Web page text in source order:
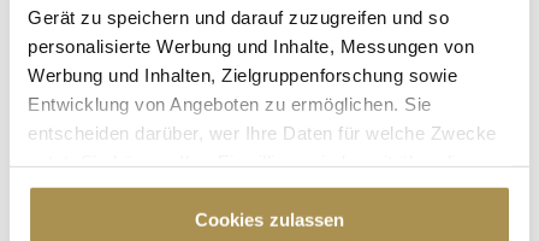
Gerät zu speichern und darauf zuzugreifen und so
personalisierte Werbung und Inhalte, Messungen von
Werbung und Inhalten, Zielgruppenforschung sowie
Entwicklung von Angeboten zu ermöglichen. Sie
entscheiden darüber, wer Ihre Daten für welche Zwecke
Cookie-Erklärung oder durch Klicken auf das Privacy
Trigger Symbol ändern oder widerrufen
Cookies zulassen